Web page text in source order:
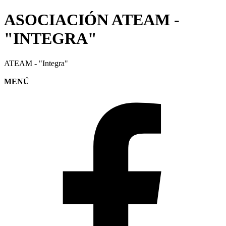
ASOCIACIÓN ATEAM -
"INTEGRA"
ATEAM - "Integra"
MENÚ